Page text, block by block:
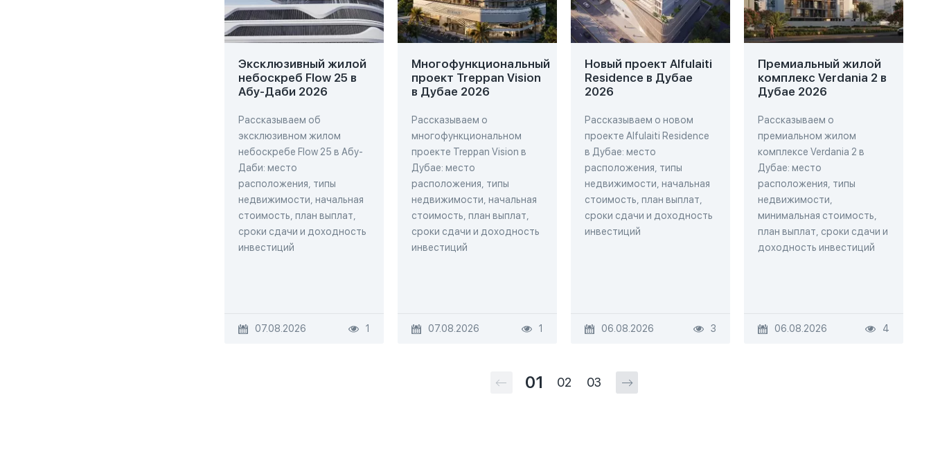
Эксклюзивный жилой
небоскреб Flow 25 в
Абу-Даби 2026
Рассказываем об
эксклюзивном жилом
небоскребе Flow 25 в Абу-
Даби: место
расположения, типы
недвижимости, начальная
стоимость, план выплат,
сроки сдачи и доходность
инвестиций
07.08.2026 1
Многофункциональный
проект Treppan Vision
в Дубае 2026
Рассказываем о
многофункциональном
проекте Treppan Vision в
Дубае: место
расположения, типы
недвижимости, начальная
стоимость, план выплат,
сроки сдачи и доходность
инвестиций
07.08.2026 1
Новый проект Alfulaiti
Residence в Дубае
2026
Рассказываем о новом
проекте Alfulaiti Residence
в Дубае: место
расположения, типы
недвижимости, начальная
стоимость, план выплат,
сроки сдачи и доходность
инвестиций
06.08.2026 3
Премиальный жилой
комплекс Verdania 2 в
Дубае 2026
Рассказываем о
премиальном жилом
комплексе Verdania 2 в
Дубае: место
расположения, типы
недвижимости,
минимальная стоимость,
план выплат, сроки сдачи и
доходность инвестиций
06.08.2026 4
01 02 03